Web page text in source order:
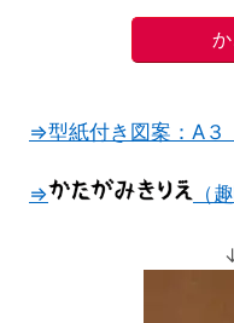
⇒型紙付き図案：A３
⇒ （